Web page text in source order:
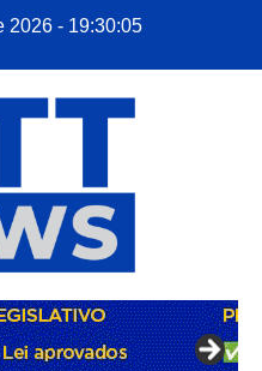
2026 - 19:30:06